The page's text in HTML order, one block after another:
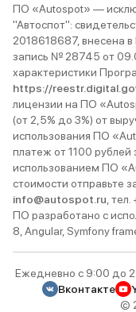
ПО «Autospot» —
"Автоспот":
2018618687, внесена
запись № 28745 от
характеристики
https://
лицензии на ПО
(от 2,5% до 3%) от
использования ПО
платеж от 1100 рублей
использованием ПО
стоимости отправьте
info@autospot.ru ,
ПО разработано с
8, Angular, Symfony
Ежедневно с 9:00 до
Вконтакте
©